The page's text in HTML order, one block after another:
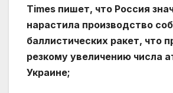
Times пишет, что Россия
нарастила производство
баллистических ракет, что
резкому увеличению числа
Украине;